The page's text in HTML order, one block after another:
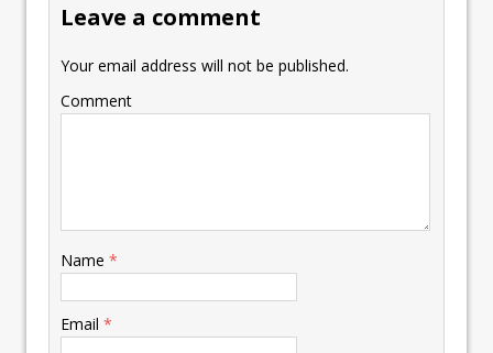
Leave a comment
Your email address will not be published.
Comment
Name *
Email *